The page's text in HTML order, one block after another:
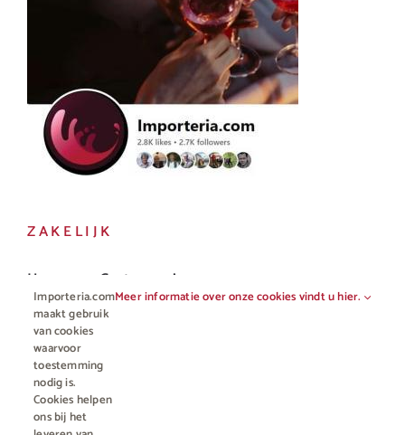
ZAKELIJK
Horeca en Gastronomie
Vakhandel
Importeria.com
maakt gebruik
van cookies
waarvoor
toestemming
nodig is.
Cookies helpen
ons bij het
Meer informatie over onze cookies vindt u hier.